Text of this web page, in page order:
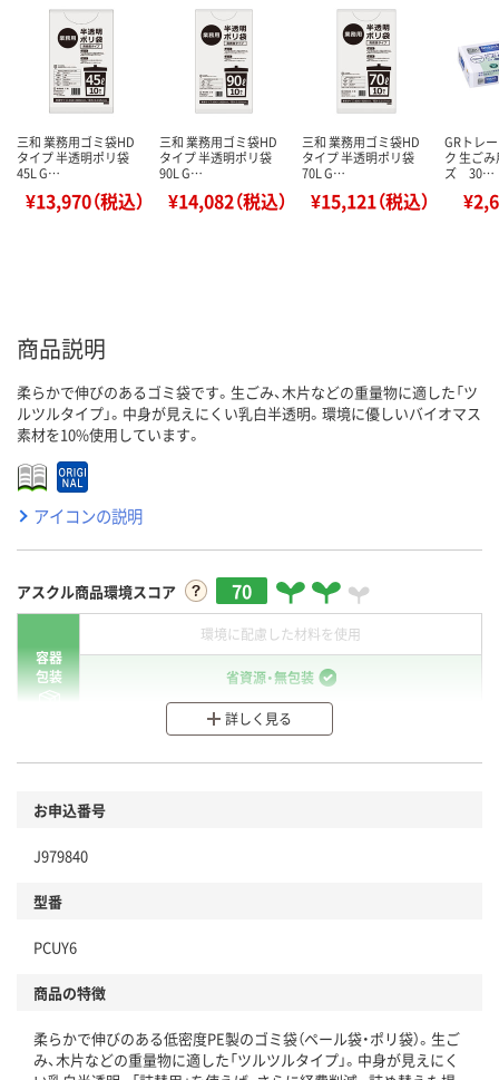
三和 業務用ゴミ袋HD
タイプ 半透明ポリ袋
45L G…
¥13,970（税込）
三和 業務用ゴミ袋HD
タイプ 半透明ポリ袋
90L G…
¥14,082（税込）
三和 業務用ゴミ袋HD
タイプ 半透明ポリ袋
70L G…
¥15,121（税込）
GRトレ
ク 生ご
ズ 30…
商品説明
柔らかで伸びのあるゴミ袋です。生ごみ、木片などの重量物に適した「ツ
ルツルタイプ」。中身が見えにくい乳白半透明。環境に優しいバイオマス
素材を10%使用しています。
アイコンの説明
アスクル商品環境スコア 70
容器
包装
環境に配慮した材料を使用
省資源・無包装
分別・リサイクルしやすい設計
商品
仕組
この商品の環境配慮ポイントです。下記商品詳細「
詳しく見る
お申込番号
J979840
型番
PCUY6
商品の特徴
柔らかで伸びのある低密度PE製のゴミ袋（ペール袋・ポリ袋）。生ご
み、木片などの重量物に適した「ツルツルタイプ」。中身が見えにく